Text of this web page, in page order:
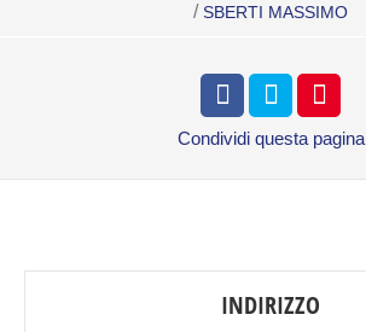
/ SBERTI MASSIMO
Condividi questa pagina
INDIRIZZO